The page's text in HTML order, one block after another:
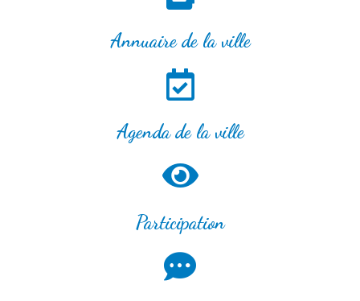
Annuaire de la ville
Agenda de la ville
Participation